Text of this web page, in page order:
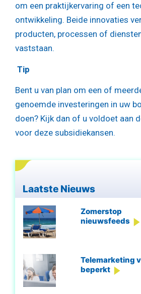
om een praktijkervaring of een
ontwikkeling. Beide innovaties
producten, processen of
vaststaan.
Tip
Bent u van plan om een of
genoemde investeringen in uw
doen? Kijk dan of u voldoet aan
voor deze subsidiekansen.
Laatste Nieuws
Zomerstop
nieuwsfeeds
Telemarketing
beperkt